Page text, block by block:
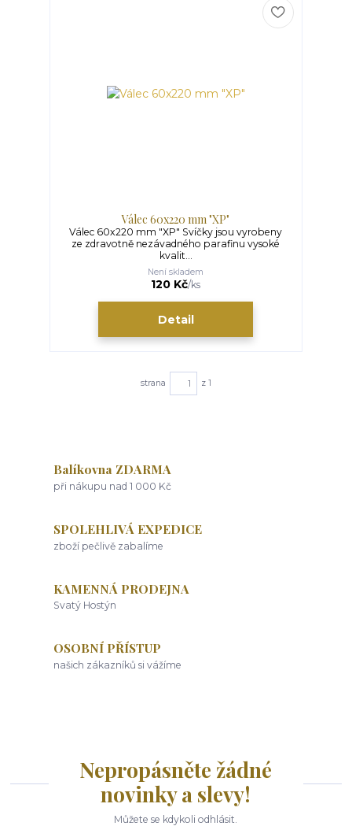
Válec 60x220 mm "XP"
Válec 60x220 mm "XP" Svíčky jsou vyrobeny
ze zdravotně nezávadného parafinu vysoké
kvalit...
120 Kč/ks
Není skladem
Detail
strana z 1
Balíkovna ZDARMA
při nákupu nad 1 000 Kč
SPOLEHLIVÁ EXPEDICE
zboží pečlivě zabalíme
KAMENNÁ PRODEJNA
Svatý Hostýn
OSOBNÍ PŘÍSTUP
našich zákazníků si vážíme
Nepropásněte žádné
novinky a slevy!
Můžete se kdykoli odhlásit.